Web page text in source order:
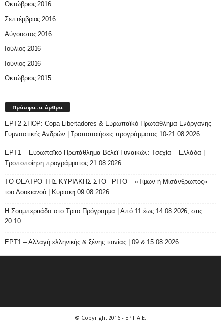
Οκτώβριος 2016
Σεπτέμβριος 2016
Αύγουστος 2016
Ιούλιος 2016
Ιούνιος 2016
Οκτώβριος 2015
Πρόσφατα άρθρα
ΕΡΤ2 ΣΠΟΡ: Copa Libertadores & Ευρωπαϊκό Πρωτάθλημα Ενόργανης
Γυμναστικής Ανδρών | Τροποποιήσεις προγράμματος 10-21.08.2026
ΕΡΤ1 – Ευρωπαϊκό Πρωτάθλημα Βόλεϊ Γυναικών: Τσεχία – Ελλάδα |
Τροποποίηση προγράμματος 21.08.2026
ΤΟ ΘΕΑΤΡΟ ΤΗΣ ΚΥΡΙΑΚΗΣ ΣΤΟ ΤΡΙΤΟ – «Τίμων ή Μισάνθρωπος»
του Λουκιανού | Κυριακή 09.08.2026
H Σουμπερτιάδα στο Τρίτο Πρόγραμμα | Από 11 έως 14.08.2026, στις
20:10
ΕΡΤ1 – Αλλαγή ελληνικής & ξένης ταινίας | 09 & 15.08.2026
© Copyright 2016 - ΕΡΤ Α.Ε.